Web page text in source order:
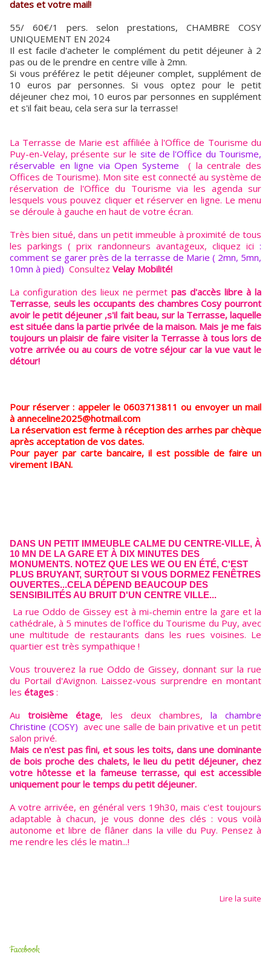
dates et votre mail!
55/ 60€/1 pers. selon prestations, CHAMBRE COSY
UNIQUEMENT EN 2024
Il est facile d'acheter le complément du petit déjeuner à 2
pas ou de le prendre en centre ville à 2mn.
Si vous préférez le petit déjeuner complet, supplément de
10 euros par personnes. Si vous optez pour le petit
déjeuner chez moi, 10 euros par personnes en supplément
et s'il fait beau, cela sera sur la terrasse!
La Terrasse de Marie est affiliée à l'Office de Tourisme du
Puy-en-Velay, présente sur le site de l'Office du Tourisme,
réservable en ligne via Open Systeme
( la centrale des
Offices de Tourisme). Mon site est connecté au système de
réservation de l'Office du Tourisme via les agenda sur
lesquels vous pouvez cliquer et réserver en ligne. Le menu
se déroule à gauche en haut de votre écran.
Très bien situé, dans un petit immeuble à proximité de tous
les parkings ( prix randonneurs avantageux, cliquez ici :
comment se garer près de la terrasse de Marie ( 2mn, 5mn,
10mn à pied) Consultez Velay Mobilité!
La configuration des lieux ne permet pas d'accès libre à la
Terrasse, seuls les occupants des chambres Cosy pourront
avoir le petit déjeuner ,s'il fait beau, sur la Terrasse, laquelle
est située dans la partie privée de la maison. Mais je me fais
toujours un plaisir de faire visiter la Terrasse à tous lors de
votre arrivée ou au cours de votre séjour car la vue vaut le
détour!
Pour réserver : appeler le 0603713811 ou envoyer un mail
à anneceline2025@hotmail.com
La réservation est ferme à réception des arrhes par chèque
après acceptation de vos dates.
Pour payer par carte bancaire, il est possible de faire un
virement IBAN.
DANS UN PETIT IMMEUBLE CALME DU CENTRE-VILLE, À
10 MN DE LA GARE ET À DIX MINUTES DES
MONUMENTS. NOTEZ QUE LES WE OU EN ÉTÉ, C'EST
PLUS BRUYANT, SURTOUT SI VOUS DORMEZ FENÊTRES
OUVERTES...CELA DÉPEND BEAUCOUP DES
SENSIBILITÉS AU BRUIT D'UN CENTRE VILLE...
La rue Oddo de Gissey est à mi-chemin entre la gare et la
cathédrale, à 5 minutes de l'office du Tourisme du Puy, avec
une multitude de restaurants dans les rues voisines. Le
quartier est très sympathique !
Vous trouverez la rue Oddo de Gissey, donnant sur la rue
du Portail d'Avignon. Laissez-vous surprendre en montant
les étages :
Au troisième étage, les deux chambres, la chambre
Christine (COSY) avec une salle de bain privative et un petit
salon privé.
Mais ce n'est pas fini, et sous les toits, dans une dominante
de bois proche des chalets, le lieu du petit déjeuner, chez
votre hôtesse et la fameuse terrasse, qui est accessible
uniquement pour le temps du petit déjeuner.
A votre arrivée, en général vers 19h30, mais c'est toujours
adaptable à chacun, je vous donne des clés : vous voilà
autonome et libre de flâner dans la ville du Puy. Pensez à
me rendre les clés le matin...!
Lire la suite
Facebook